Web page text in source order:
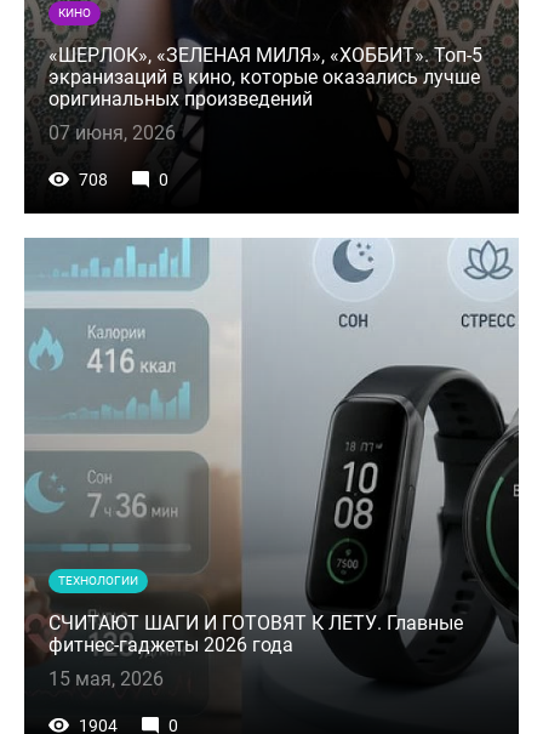
КИНО
«ШЕРЛОК», «ЗЕЛЕНАЯ МИЛЯ», «ХОББИТ». Топ-5
экранизаций в кино, которые оказались лучше
оригинальных произведений
07 июня, 2026
708 0
ТЕХНОЛОГИИ
СЧИТАЮТ ШАГИ И ГОТОВЯТ К ЛЕТУ. Главные
фитнес-гаджеты 2026 года
15 мая, 2026
1904 0